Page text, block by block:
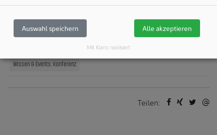
Weitere Veröffentlichungen dieses Unternehmens / Autors
Weitere Artikel zu diesen Rubriken:
Wissen & Events: Konferenz
Teilen:
Auswahl speichern Alle akzeptieren
Mit Klaro realisiert